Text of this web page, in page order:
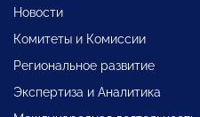
Новости
Комитеты и Комиссии
Региональное развитие
Экспертиза и Аналитика